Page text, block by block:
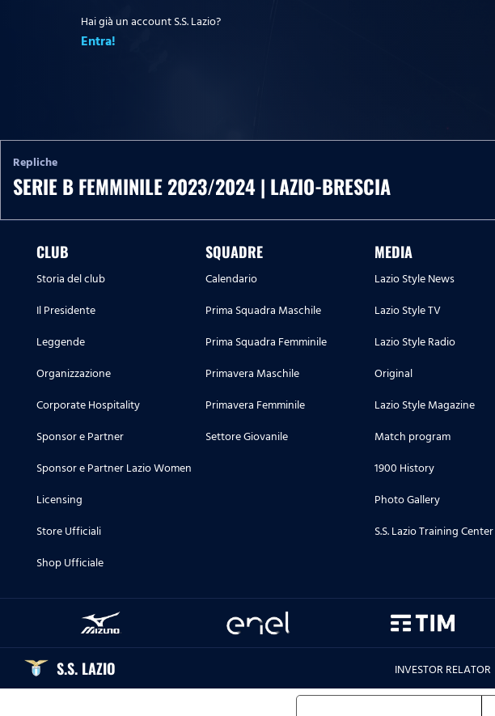
Hai già un account S.S. Lazio?
Entra!
Repliche
SERIE B FEMMINILE 2023/2024 | LAZIO-BRESCIA
CLUB
Storia del club
Il Presidente
Leggende
Organizzazione
Corporate Hospitality
Sponsor e Partner
Sponsor e Partner Lazio Women
Licensing
Store Ufficiali
Shop Ufficiale
SQUADRE
Calendario
Prima Squadra Maschile
Prima Squadra Femminile
Primavera Maschile
Primavera Femminile
Settore Giovanile
MEDIA
Lazio Style News
Lazio Style TV
Lazio Style Radio
Original
Lazio Style Magazine
Match program
1900 History
Photo Gallery
S.S. Lazio Training Center
S.S. LAZIO INVESTOR RELATOR